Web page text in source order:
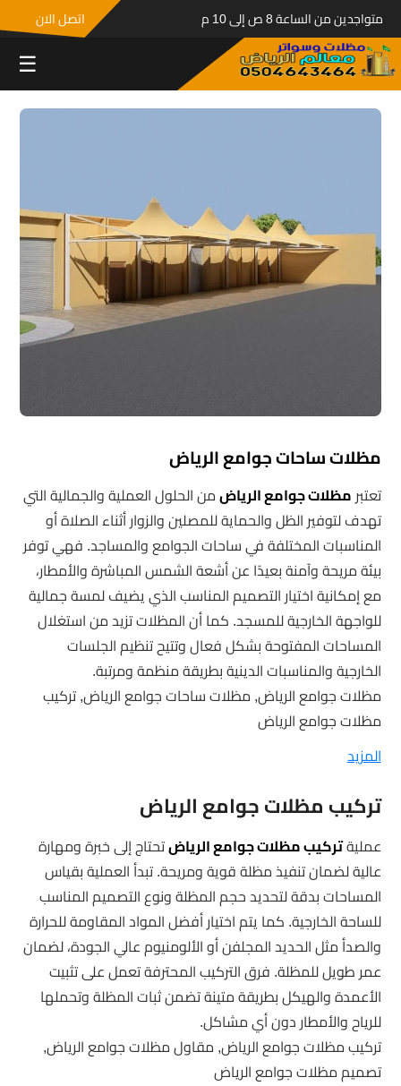
متواجدين من الساعة 8 ص إلى 10 م اتصل الان
☰
مظلات ساحات جوامع الرياض
تعتبر مظلات جوامع الرياضمن الحلول العملية والجمالية التي
تهدف لتوفير الظل والحماية للمصلين والزوار أثناء الصلاة أو
المناسبات المختلفة في ساحات الجوامع والمساجد. فهي توفر
بيئة مريحة وآمنة بعيدًا عن أشعة الشمس المباشرة والأمطار،
مع إمكانية اختيار التصميم المناسب الذي يضيف لمسة جمالية
للواجهة الخارجية للمسجد. كما أن المظلات تزيد من استغلال
المساحات المفتوحة بشكل فعال وتتيح تنظيم الجلسات
الخارجية والمناسبات الدينية بطريقة منظمة ومرتبة.
مظلات جوامع الرياض, مظلات ساحات جوامع الرياض, تركيب
مظلات جوامع الرياض
المزيد
تركيب مظلات جوامع الرياض
عمليةتركيب مظلات جوامع الرياضتحتاج إلى خبرة ومهارة
عالية لضمان تنفيذ مظلة قوية ومريحة. تبدأ العملية بقياس
المساحات بدقة لتحديد حجم المظلة ونوع التصميم المناسب
للساحة الخارجية. كما يتم اختيار أفضل المواد المقاومة للحرارة
والصدأ مثل الحديد المجلفن أو الألومنيوم عالي الجودة، لضمان
عمر طويل للمظلة. فرق التركيب المحترفة تعمل على تثبيت
الأعمدة والهيكل بطريقة متينة تضمن ثبات المظلة وتحملها
للرياح والأمطار دون أي مشاكل.
تركيب مظلات جوامع الرياض, مقاول مظلات جوامع الرياض,
تصميم مظلات جوامع الرياض